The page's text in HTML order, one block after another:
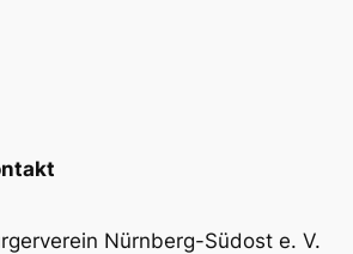
Nürnberg-Südost e. V.